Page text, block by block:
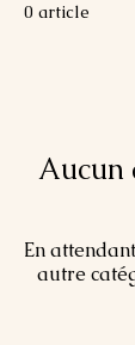
0 article
Aucun
En
autre